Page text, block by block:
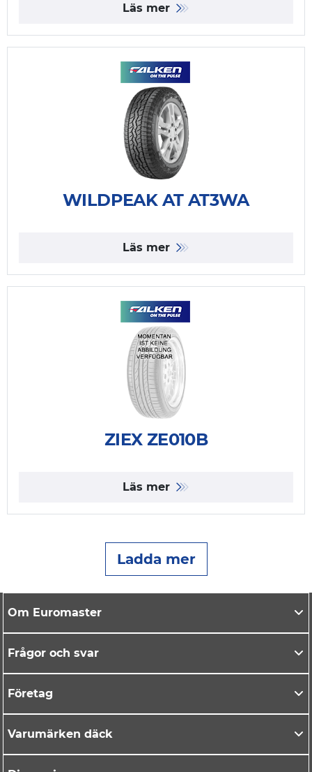
Läs mer
WILDPEAK AT AT3WA
Läs mer
ZIEX ZE010B
Läs mer
Ladda mer
Om Euromaster
Frågor och svar
Företag
Varumärken däck